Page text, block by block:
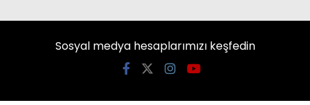
Sosyal medya hesaplarımızı keşfedin